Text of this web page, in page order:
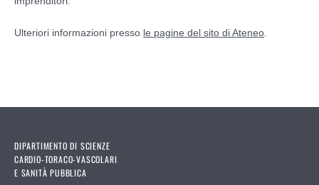
Ulteriori informazioni presso le pagine del sito di Ateneo
DIPARTIMENTO DI SCIENZE
CARDIO-TORACO-VASCOLARI
E SANITÀ PUBBLICA